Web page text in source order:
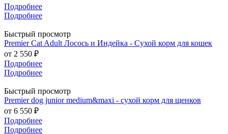
Подробнее
Подробнее
Быстрый просмотр
Premier Cat Adult Лосось и Индейка - Сухой корм для кошек
от 2 550 ₽
Подробнее
Подробнее
Быстрый просмотр
Premier dog junior medium&maxi - сухой корм для щенков
от 6 550 ₽
Подробнее
Подробнее